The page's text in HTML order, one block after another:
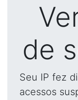
de
Seu IP fez
acessos